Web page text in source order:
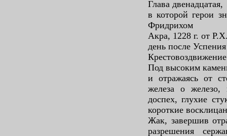
Глава двенадцатая,
в которой герои
Фридрихом
Акра, 1228 г. от
день после
Под высоким
и отражаясь от
железа о железо,
доспех, глухие
короткие
Жак, завершив
разрешения